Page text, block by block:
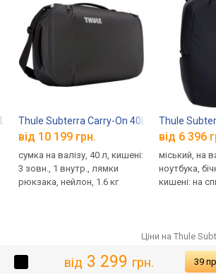
Thule Subterra Carry-On 40L
від 10 199 грн.
сумка на валізу, 40 л, кишені:
3 зовн., 1 внутр., лямки
рюкзака, нейлон, 1.6 кг
Thule
від 6 396
міський, на
ноутбука,
кишені: на
Ціни на Thule
від 3 299 грн. 39